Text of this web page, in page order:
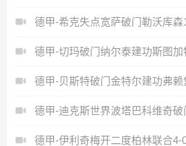
德甲-希克失点宽萨破门勒沃库森
德甲-切玛破门纳尔泰建功斯图
德甲-贝斯特破门金特尔建功弗赖
德甲-迪克斯世界波塔巴科维奇
德甲-伊利奇梅开二度柏林联合4-